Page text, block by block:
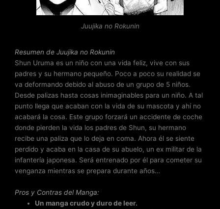
o
n
4
5
Juujika no Rokunin
Resumen de Juujika no Rokunin
Shun Uruma es un niño con una vida feliz, vive con sus
padres y su hermano pequeño. Poco a poco su realidad se
va deformando debido al abuso de un grupo de 5 niños.
Desde palizas hasta cosas inimaginables para un niño. A tal
punto llega que acaban con la vida de su mascota y ahí no
acabará la cosa. Este grupo forzará un accidente de coche
donde pierden la vida los padres de Shun, su hermano
recibe una paliza que lo deja en coma. Ahora él se siente
perdido y acaba en la casa de su abuelo, un ex militar de la
infantería japonesa. Será entrenado por él para cometer su
venganza mientras se prepara durante años…
Pros y Contras del Manga:
Un manga crudo y duro de leer.